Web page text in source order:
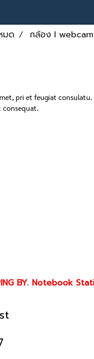
มด กล้อง l webcam
pri et feugiat
consequat.
BY. Notebook